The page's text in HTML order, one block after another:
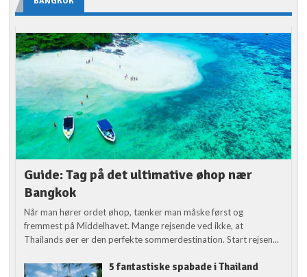
Guide: Tag på det ultimative øhop nær
Bangkok
Når man hører ordet øhop, tænker man måske først og
fremmest på Middelhavet. Mange rejsende ved ikke, at
Thailands øer er den perfekte sommerdestination. Start rejsen...
5 fantastiske spabade i Thailand